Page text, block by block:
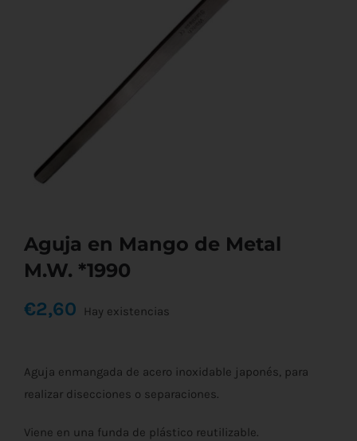
Aguja en Mango de Metal
M.W. *1990
€2,60 Hay existencias
Aguja enmangada de acero inoxidable japonés, para
realizar disecciones o separaciones.
Viene en una funda de plástico reutilizable.